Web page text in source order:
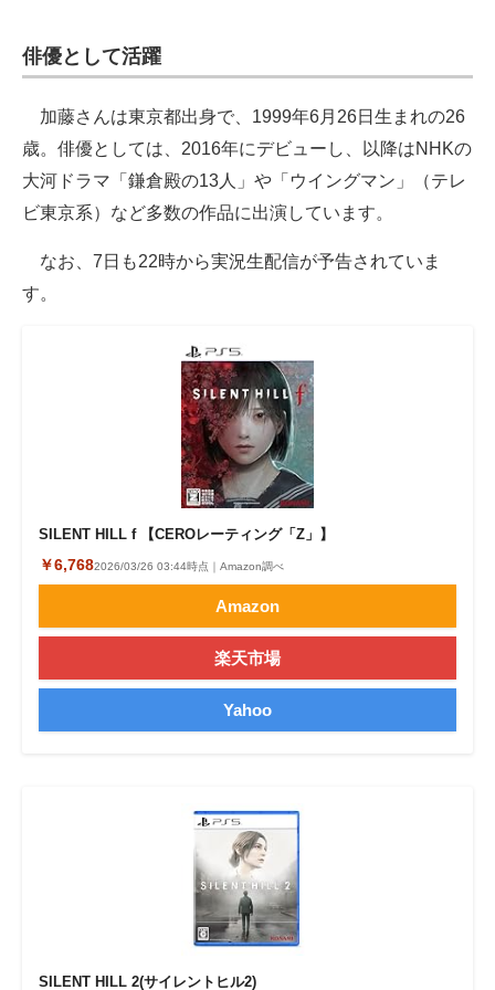
俳優として活躍
加藤さんは東京都出身で、1999年6月26日生まれの26
歳。俳優としては、2016年にデビューし、以降はNHKの
大河ドラマ「鎌倉殿の13人」や「ウイングマン」（テレ
ビ東京系）など多数の作品に出演しています。
なお、7日も22時から実況生配信が予告されていま
す。
SILENT HILL f 【CEROレーティング「Z」】
￥6,7682026/03/26 03:44時点｜Amazon調べ
Amazon
楽天市場
Yahoo
SILENT HILL 2(サイレントヒル2)